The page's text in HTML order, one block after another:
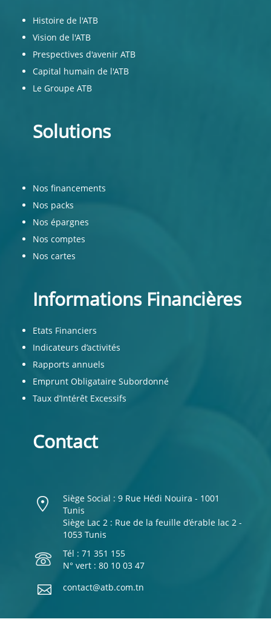
Histoire de l'ATB
Vision de l'ATB
Prespectives d'avenir ATB
Capital humain de l'ATB
Le Groupe ATB
Solutions
Nos financements
Nos packs
Nos épargnes
Nos comptes
Nos cartes
Informations Financières
Etats Financiers
Indicateurs d’activités
Rapports annuels
Emprunt Obligataire Subordonné
Taux d’Intérêt Excessifs
Contact
Siège Social : 9 Rue Hédi Nouira - 1001
Tunis
Siège Lac 2 : Rue de la feuille d’érable lac 2 -
1053 Tunis
Tél : 71 351 155
N° vert : 80 10 03 47
contact@atb.com.tn